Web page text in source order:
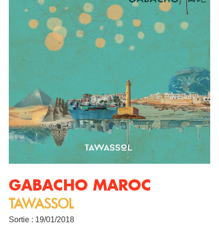
GABACHO MAROC
TAWASSOL
Sortie : 19/01/2018